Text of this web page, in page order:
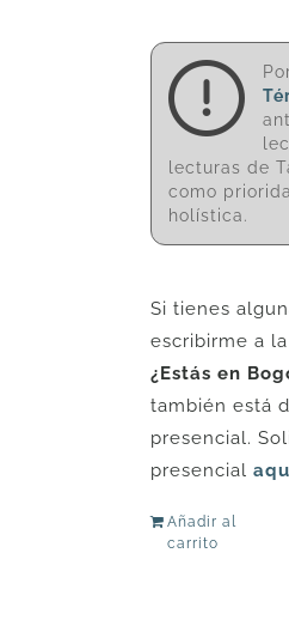
lecturas de
como
holística.
Si tienes
escribirme a
¿Estás en
también está
presencial.
presencial
Añadir al
carrito